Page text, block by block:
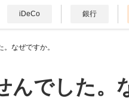
iDeCo 銀行
なぜですか。
でした。